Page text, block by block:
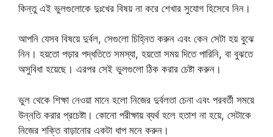
কিন্তু এই ভুলগুলোকে দুঃখের বিষয় না করে শেখার সুযোগ হিসেবে নিন।
আপনি যেসব বিষয়ে দুর্বল, সেগুলো চিহ্নিত করুন এবং কেন সেটা হয় বুঝে
নিন। হয়তো পড়ার পদ্ধতিতে সমস্যা, হয়তো সময় দিতে পারিনি, বা বুঝতে
অসুবিধা হয়েছে। এরপর সেই ভুলগুলো ঠিক করার চেষ্টা করুন।
ভুল থেকে শিক্ষা নেওয়া মানে হলো নিজের দুর্বলতা চেনা এবং পরবর্তী সময়ে
উন্নতি করার প্রচেষ্টা। কোনো পরীক্ষায় ব্যর্থ হলে হতাশ না হয়ে, সেটাকে
নিজের শক্তি বাড়ানোর একটা ধাপ মনে করুন।